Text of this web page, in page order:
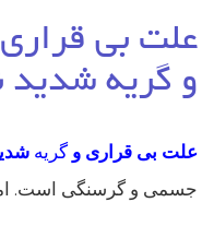
علت بی قراری
و گریه شدید
علت بی قراری و گریه
جسمی و گرسنگی است.